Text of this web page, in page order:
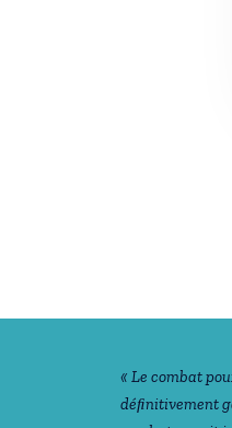
Notre
« Le combat
déﬁnitivement